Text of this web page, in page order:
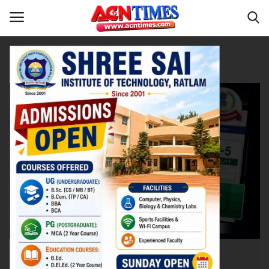
Home
Contact
नीर_का_तीर
मध्यप्रदेश
विदेश
उत्तर प्रदेश
Tag:Income Tax Return
देश